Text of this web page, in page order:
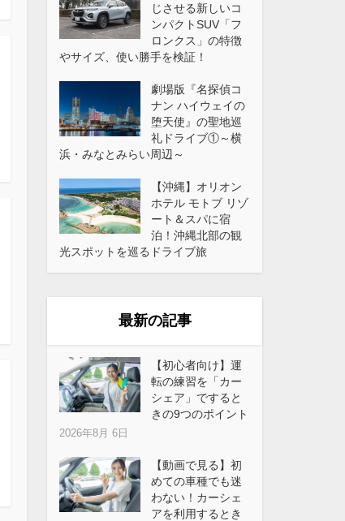
じさせる新しいコ
ンパクトSUV「フ
ロンクス」の特徴
やサイズ、使い勝手を検証！
劇場版『名探偵コ
ナン ハイウェイの
堕天使』の聖地巡
礼ドライブ①～横
浜・みなとみらい周辺～
【沖縄】オリオン
ホテル モトブ リゾ
ート＆スパに宿
泊！沖縄北部の観
光スポットを巡るドライブ旅
最新の記事
【初心者向け】運
転の練習を「カー
シェア」ですると
きの9つのポイント
2026年8月 6日
【動画で見る】初
めての車種でも迷
わない！カーシェ
アを利用するとき